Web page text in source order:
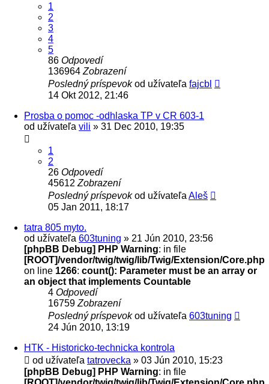
1
2
3
4
5
86 Odpovedí
136964 Zobrazení
Posledný príspevokod užívateľa fajcbl
14 Okt 2012, 21:46
Prosba o pomoc -odhlaska TP v CR 603-1
od užívateľa vili » 31 Dec 2010, 19:35
1
2
26 Odpovedí
45612 Zobrazení
Posledný príspevokod užívateľa Aleš
05 Jan 2011, 18:17
tatra 805 myto.
od užívateľa 603tuning » 21 Jún 2010, 23:56
[phpBB Debug] PHP Warning: in file
[ROOT]/vendor/twig/twig/lib/Twig/Extension/Core.php
on line 1266: count(): Parameter must be an array or
an object that implements Countable
4 Odpovedí
16759 Zobrazení
Posledný príspevokod užívateľa 603tuning
24 Jún 2010, 13:19
HTK - Historicko-technicka kontrola
od užívateľa tatrovecka » 03 Jún 2010, 15:23
[phpBB Debug] PHP Warning: in file